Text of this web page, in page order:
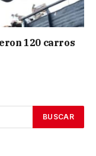
120 carros